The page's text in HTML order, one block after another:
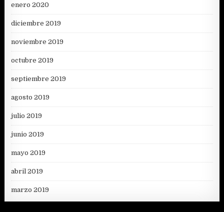
enero 2020
diciembre 2019
noviembre 2019
octubre 2019
septiembre 2019
agosto 2019
julio 2019
junio 2019
mayo 2019
abril 2019
marzo 2019